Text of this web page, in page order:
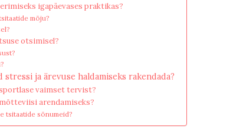
igapäevases praktikas?
mõju?
otsimisel?
ja ärevuse haldamiseks rakendada?
vaimset tervist?
arendamiseks?
tsitaatide sõnumeid?